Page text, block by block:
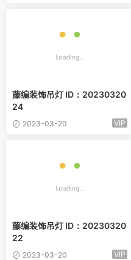
藤编装饰吊灯 ID：20230320
24
2023-03-20 VIP
藤编装饰吊灯 ID：20230320
22
2023-03-20 VIP